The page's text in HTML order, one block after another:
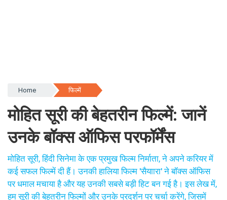
Home फिल्में
मोहित सूरी की बेहतरीन फिल्में: जानें
उनके बॉक्स ऑफिस परफॉर्मेंस
मोहित सूरी, हिंदी सिनेमा के एक प्रमुख फिल्म निर्माता, ने अपने करियर में
कई सफल फिल्में दी हैं। उनकी हालिया फिल्म 'सैयाारा' ने बॉक्स ऑफिस
पर धमाल मचाया है और यह उनकी सबसे बड़ी हिट बन गई है। इस लेख में,
हम सूरी की बेहतरीन फिल्मों और उनके प्रदर्शन पर चर्चा करेंगे, जिसमें